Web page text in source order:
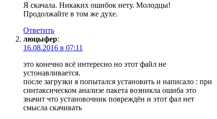
Я скачала. Никаких ошибок нету. Молодцы!
Продолжайте в том же духе.
Ответить
люцыфер:
16.08.2016 в 07:11
это конечно всё интересно но этот файл не
устонавливается.
после загрузки я попытался установить и написало : при
синтаксическом анализе пакета возникла ошиба это
значит что установочник повреждён и этот фал нет
смысла скачивать